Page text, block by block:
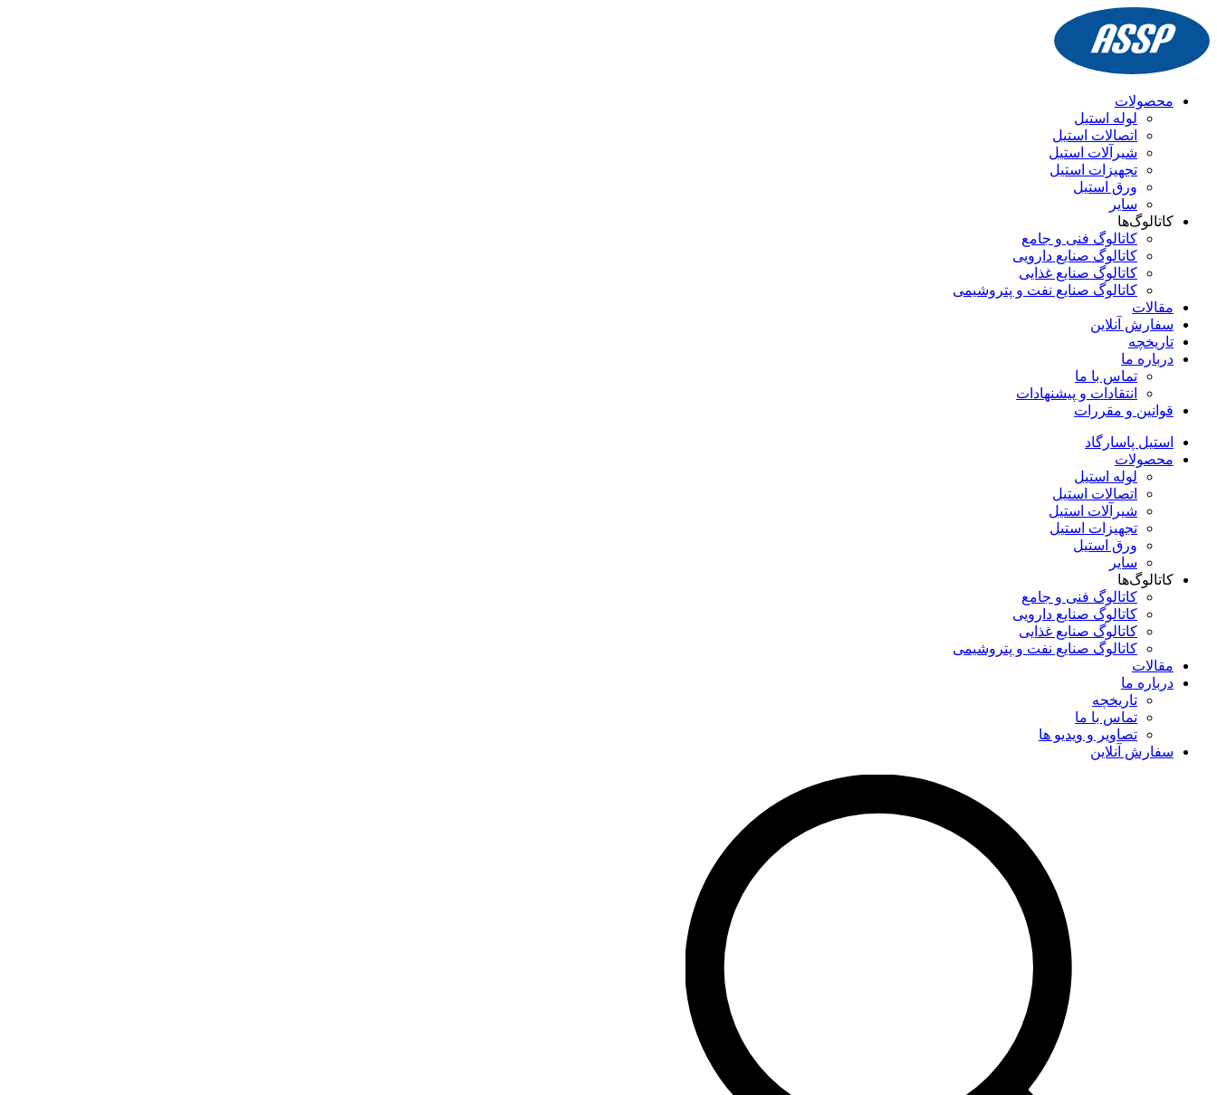
محصولات
لوله استیل
اتصالات استیل
شیرآلات استیل
تجهیزات استیل
ورق استیل
سایر
کاتالوگ‌ها
کاتالوگ فنی و جامع
کاتالوگ صنایع دارویی
کاتالوگ صنایع غذایی
کاتالوگ صنایع نفت و پتروشیمی
مقالات
سفارش آنلاین
تاریخچه
درباره ما
تماس با ما
انتقادات و پیشنهادات
قوانین و مقررات
استیل پاسارگاد
محصولات
لوله استیل
اتصالات استیل
شیرآلات استیل
تجهیزات استیل
ورق استیل
سایر
کاتالوگ‌ها
کاتالوگ فنی و جامع
کاتالوگ صنایع دارویی
کاتالوگ صنایع غذایی
کاتالوگ صنایع نفت و پتروشیمی
مقالات
درباره ما
تاریخچه
تماس با ما
تصاویر و ویدیو ها
سفارش آنلاین